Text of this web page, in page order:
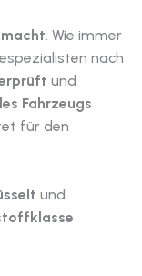
. Wie immer
nach
und
Fahrzeugs
für den
und